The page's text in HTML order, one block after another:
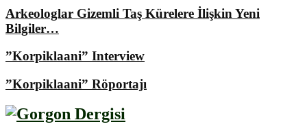
Arkeologlar Gizemli Taş Kürelere İlişkin Yeni
Bilgiler…
”Korpiklaani” Interview
”Korpiklaani” Röportajı